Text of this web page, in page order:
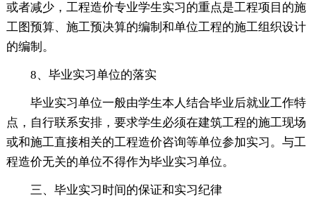
或者减少，工程造价专业学生实习的重点是工程项目的施
工图预算、施工预决算的编制和单位工程的施工组织设计
的编制。
8、毕业实习单位的落实
毕业实习单位一般由学生本人结合毕业后就业工作特
点，自行联系安排，要求学生必须在建筑工程的施工现场
或和施工直接相关的工程造价咨询等单位参加实习。与工
程造价无关的单位不得作为毕业实习单位。
三、毕业实习时间的保证和实习纪律